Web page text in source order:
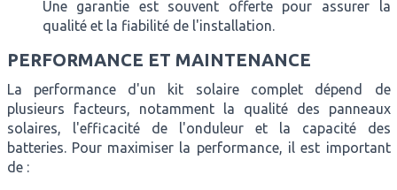
Une garantie est souvent offerte pour assurer la
qualité et la fiabilité de l'installation.
PERFORMANCE ET MAINTENANCE
La performance d'un kit solaire complet dépend de
plusieurs facteurs, notamment la qualité des panneaux
solaires, l'efficacité de l'onduleur et la capacité des
batteries. Pour maximiser la performance, il est important
de :